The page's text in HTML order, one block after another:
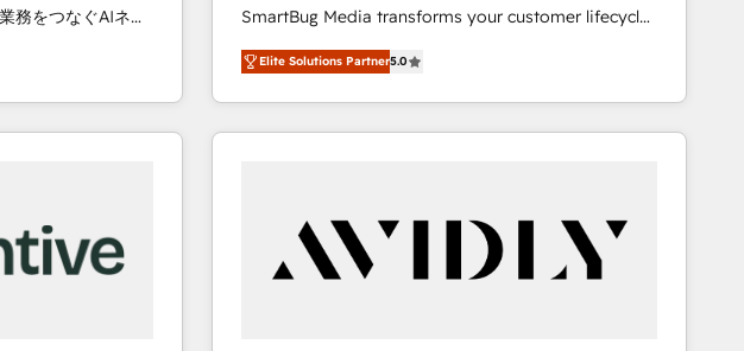
Eliteの実装
は何
に、AIエージェン
ーケティング・営
構築します。意
ます。 1️⃣
SmartBug Media transforms your customer lifecycle
into a revenue engine. Our unified ecosystem
includes specialized divisions Globalia (AI &
Software) and Point Success Media (Paid Media),
making this the official home for all three brands. 🔄
technical development team. - 19 HubSpot-certified
trainers to drive platform adoption. 📈 Revenue
Generation - Full-funnel marketing and high-
Elite Solutions Partner5.0